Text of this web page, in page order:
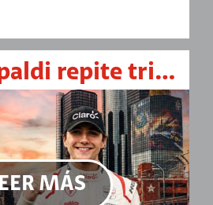
Enzo Fittipaldi repite triunfo en Indy NXT, ahora en las calles de Detroit
MÁS